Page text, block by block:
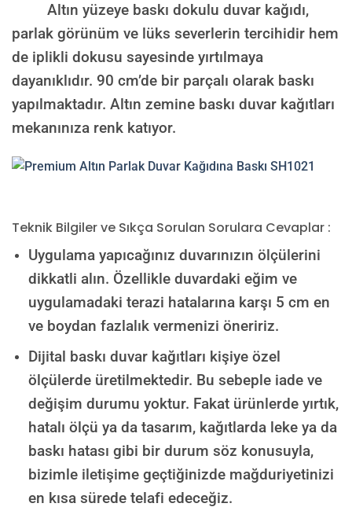
Altın yüzeye baskı dokulu duvar kağıdı,
parlak görünüm ve lüks severlerin tercihidir hem
de iplikli dokusu sayesinde yırtılmaya
dayanıklıdır. 90 cm’de bir parçalı olarak baskı
yapılmaktadır. Altın zemine baskı duvar kağıtları
mekanınıza renk katıyor.
Teknik Bilgiler ve Sıkça Sorulan Sorulara Cevaplar :
Uygulama yapıcağınız duvarınızın ölçülerini
dikkatli alın. Özellikle duvardaki eğim ve
uygulamadaki terazi hatalarına karşı 5 cm en
ve boydan fazlalık vermenizi öneririz.
Dijital baskı duvar kağıtları kişiye özel
ölçülerde üretilmektedir. Bu sebeple iade ve
değişim durumu yoktur. Fakat ürünlerde yırtık,
hatalı ölçü ya da tasarım, kağıtlarda leke ya da
baskı hatası gibi bir durum söz konusuyla,
bizimle iletişime geçtiğinizde mağduriyetinizi
en kısa sürede telafi edeceğiz.